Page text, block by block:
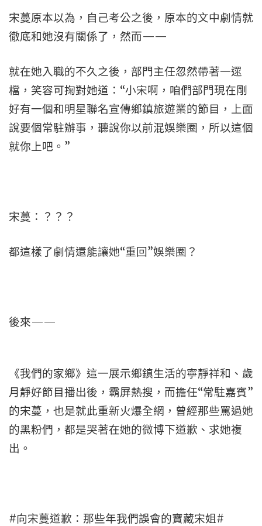
宋蔓原本以為，自己考公之後，原本的文中劇情就
徹底和她沒有關係了，然而——
就在她入職的不久之後，部門主任忽然帶著一遝
檔，笑容可掬對她道：“小宋啊，咱們部門現在剛
好有一個和明星聯名宣傳鄉鎮旅遊業的節目，上面
說要個常駐辦事，聽說你以前混娛樂圈，所以這個
就你上吧。”
宋蔓：？？？
都這樣了劇情還能讓她“重回”娛樂圈？
後來——
《我們的家鄉》這一展示鄉鎮生活的寧靜祥和、歲
月靜好節目播出後，霸屏熱搜，而擔任“常駐嘉賓”
的宋蔓，也是就此重新火爆全網，曾經那些罵過她
的黑粉們，都是哭著在她的微博下道歉、求她複
出。
#向宋蔓道歉：那些年我們誤會的寶藏宋姐#